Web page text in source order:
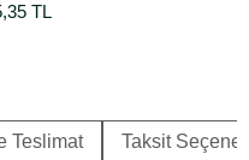
TL
Teslimat Taksit